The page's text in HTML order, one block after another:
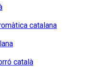
catalana
català